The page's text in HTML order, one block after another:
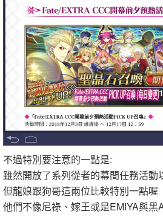
不過特別要注意的一點是:
雖然開放了系列從者的幕間任務活
但龍娘跟狗哥這兩位比較特別一點喔
他們不像尼祿、嫁王或是EMIYA與黑